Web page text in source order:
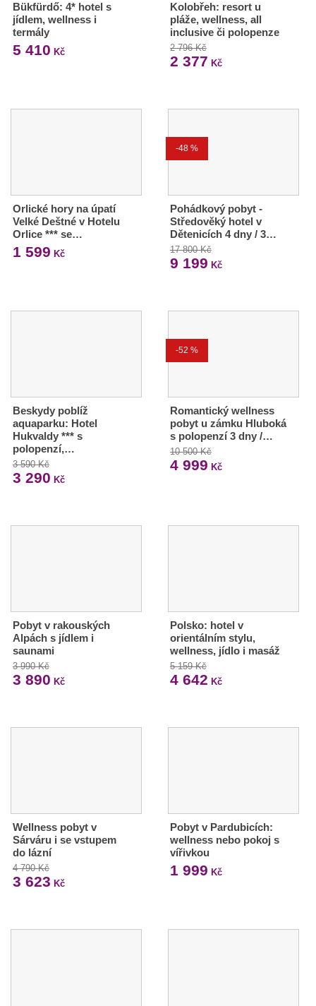
Bükfürdő: 4* hotel s
jídlem, wellness i
termály
5 410 Kč
Kolobřeh: resort u
pláže, wellness, all
inclusive či polopenze
2 796 Kč
2 377 Kč
Orlické hory na úpatí
Velké Deštné v Hotelu
Orlice *** se…
1 599 Kč
-48 %
Pohádkový pobyt -
Středověký hotel v
Dětenicích 4 dny / 3…
17 800 Kč
9 199 Kč
Beskydy poblíž
aquaparku: Hotel
Hukvaldy *** s
polopenzí,…
3 590 Kč
3 290 Kč
-52 %
Romantický wellness
pobyt u zámku Hluboká
s polopenzí 3 dny /…
10 500 Kč
4 999 Kč
Pobyt v rakouských
Alpách s jídlem i
saunami
3 990 Kč
3 890 Kč
Polsko: hotel v
orientálním stylu,
wellness, jídlo i masáž
5 159 Kč
4 642 Kč
Wellness pobyt v
Sárváru i se vstupem
do lázní
4 790 Kč
3 623 Kč
Pobyt v Pardubicích:
wellness nebo pokoj s
vířivkou
1 999 Kč